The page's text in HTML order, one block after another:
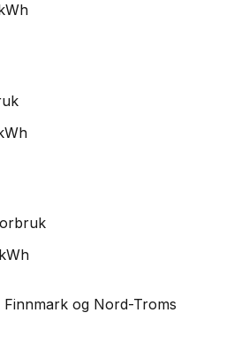
Finnmark og Nord-Troms